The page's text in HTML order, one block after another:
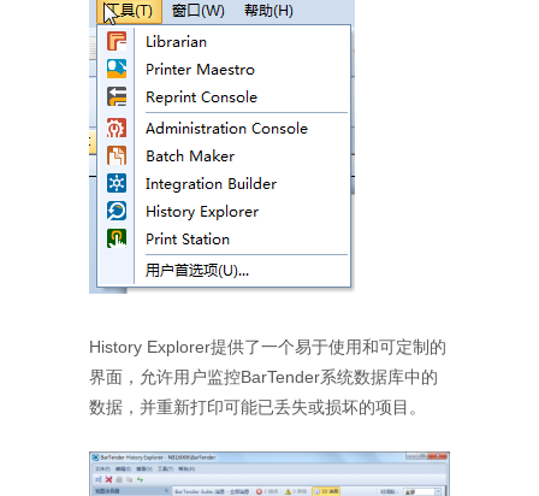
History Explorer提供了一个易于使用和可定制的
界面，允许用户监控BarTender系统数据库中的
数据，并重新打印可能已丢失或损坏的项目。